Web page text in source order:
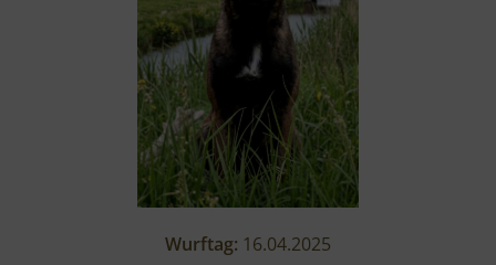
Wurftag: 16.04.2025